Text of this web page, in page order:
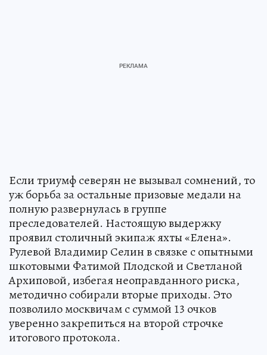
Если триумф северян не вызывал сомнений, то
уж борьба за остальные призовые медали на
полную развернулась в группе
преследователей. Настоящую выдержку
проявил столичный экипаж яхты «Елена».
Рулевой Владимир Селин в связке с опытными
шкотовыми Фатимой Плодской и Светланой
Архиповой, избегая неоправданного риска,
методично собирали вторые приходы. Это
позволило москвичам с суммой 13 очков
уверенно закрепиться на второй строчке
итогового протокола.